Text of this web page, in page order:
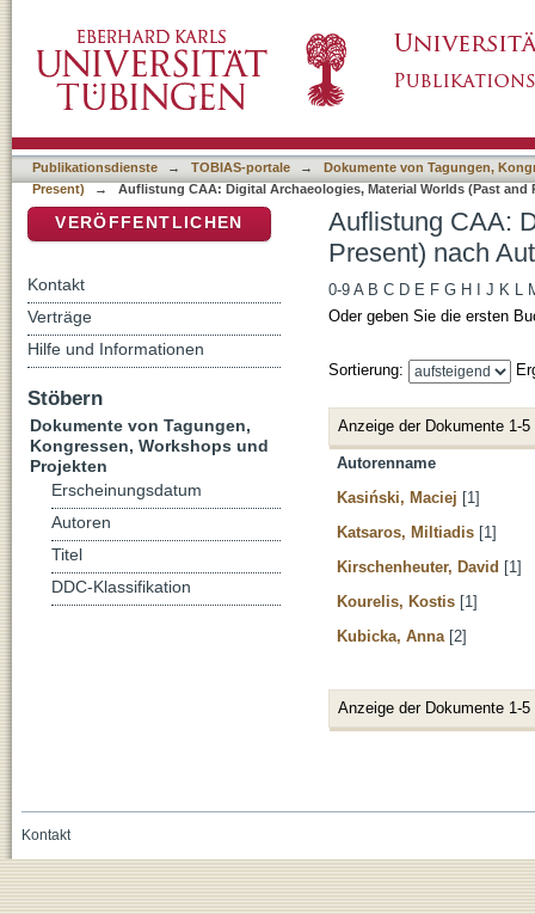
Publikationsdienste → TOBIAS-portale →
Dokumente von Tagungen,
Present)
→ Auflistung CAA: Digital Archaeologies, Material Worlds (Past and
Auflistung CAA:
Present) nach
0-9 A B C D E F G H J K L
Oder geben Sie die ersten
Sortierung:
Anzeige der Dokumente 1-5
Autorenname
Kasiński, Maciej [1]
Katsaros, Miltiadis [1]
Kirschenheuter, David [1]
Kourelis, Kostis [1]
Kubicka, Anna [2]
Anzeige der Dokumente 1-5
VERÖFFENTLICHEN
Kontakt
Verträge
Hilfe und Informationen
Stöbern
Dokumente von Tagungen,
Kongressen, Workshops und
Projekten
Erscheinungsdatum
Autoren
Titel
DDC-Klassifikation
Kontakt